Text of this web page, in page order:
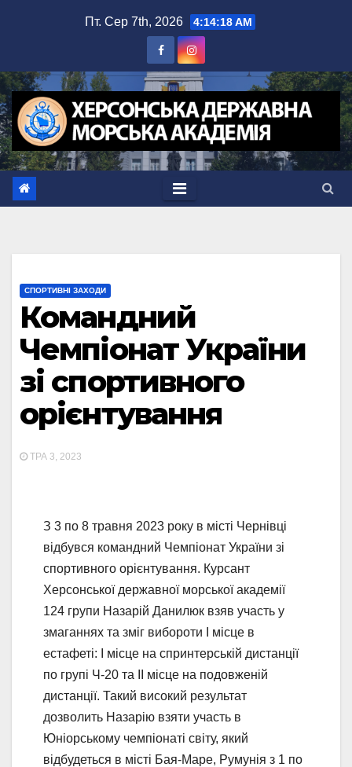
Пт. Сер 7th, 2026 4:14:18 AM
СПОРТИВНІ ЗАХОДИ
Командний
Чемпіонат України
зі спортивного
орієнтування
ТРА 3, 2023
З 3 по 8 травня 2023 року в місті Чернівці
відбувся командний Чемпіонат України зі
спортивного орієнтування. Курсант
Херсонської державної морської академії
124 групи Назарій Данилюк взяв участь у
змаганнях та зміг вибороти І місце в
естафеті: І місце на спринтерській дистанції
по групі Ч-20 та ІІ місце на подовженій
дистанції. Такий високий результат
дозволить Назарію взяти участь в
Юніорському чемпіонаті світу, який
відбудеться в місті Бая-Маре, Румунія з 1 по